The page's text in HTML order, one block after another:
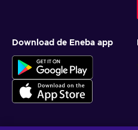
Download de Eneba app